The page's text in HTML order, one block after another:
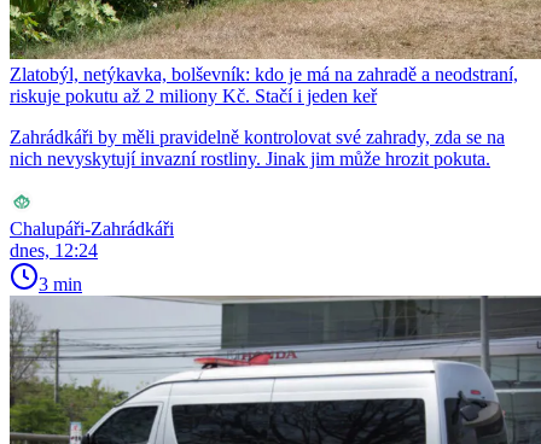
Zlatobýl, netýkavka, bolševník: kdo je má na zahradě a neodstraní,
riskuje pokutu až 2 miliony Kč. Stačí i jeden keř
Zahrádkáři by měli pravidelně kontrolovat své zahrady, zda se na
nich nevyskytují invazní rostliny. Jinak jim může hrozit pokuta.
Chalupáři-Zahrádkáři
dnes, 12:24
3 min